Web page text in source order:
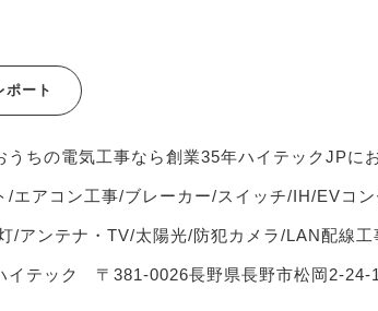
ポート
うちの電気工事なら創業35年ハイテックJPに
/エアコン工事/ブレーカー/スイッチ/IH/EVコ
/アンテナ・TV/太陽光/防犯カメラ/LAN配線工
イテック 〒381-0026長野県長野市松岡2-24-1